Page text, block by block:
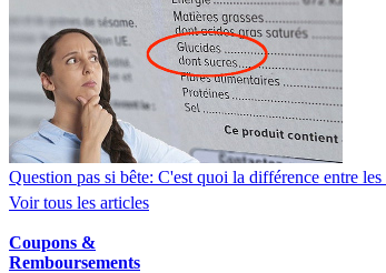
Question pas si bête: C'est quoi la différence entre
Voir tous les articles
Coupons &
Remboursements